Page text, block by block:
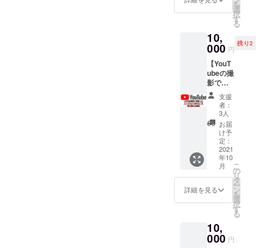
2ヶ月分
なって
ます。
いただ
いた
メール
アドレ
スへ毎
日メル
マガを
配信い
たしま
す。
目の
しっ
しーが
瞑想の
本場イ
ンドか
らオン
ライン
にてプ
ログラ
ムをお
届けし
ます。
※初心者
大歓迎
です。
※限定配
URL・
Zoomリ
利で
す。
を
選
択
す
る
10,
000 円
残り2
【YouT
ubeの撮
影で
使った
モノを
受け取
れる権
利】
YouTub
eの1万
円企画
等で使
用した
インド
ならで
はのモ
け取れ
る権利
です。
支援
者：
3人
お届
け予
定：
2021
年10
月
詳細を見る
こ
の
リ
タ
ー
ン
を
選
択
す
る
10,
000 円